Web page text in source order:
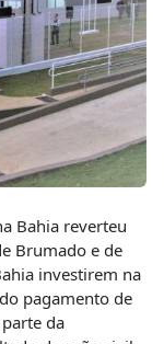
Bahia reverteu
Brumado e de
investirem na
pagamento de
da